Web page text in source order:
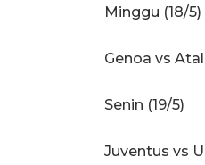
Minggu (18/5)
Genoa vs
Senin (19/5)
Juventus vs